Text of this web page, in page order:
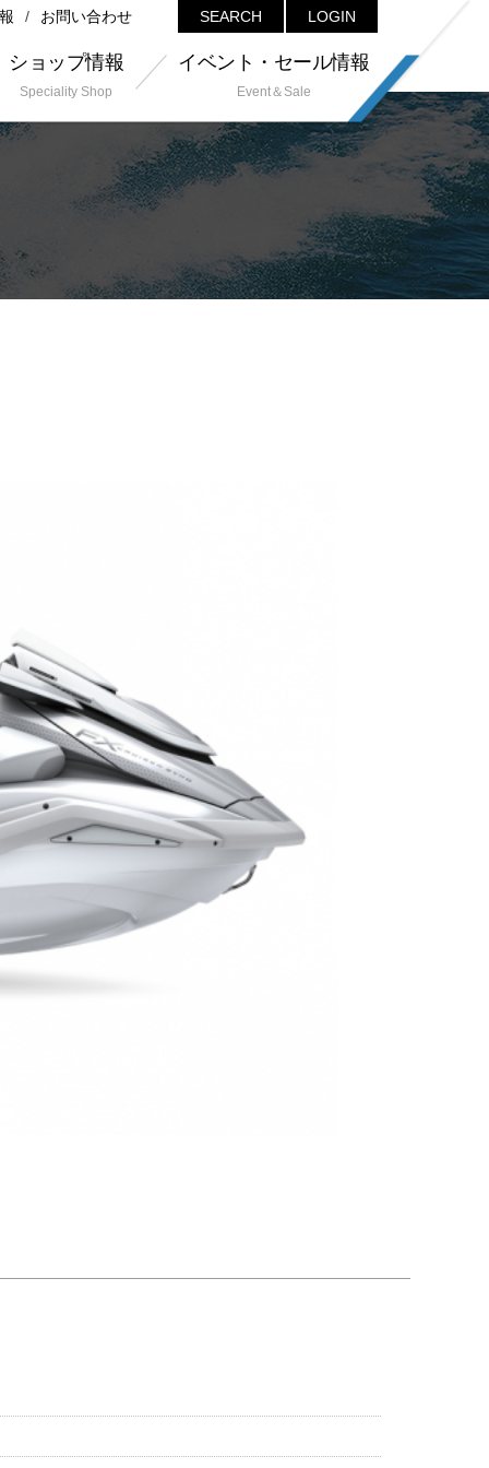
お問い合わせ SEARCH LOGIN
ショップ情報
Speciality Shop
イベント・セール情報
Event＆Sale